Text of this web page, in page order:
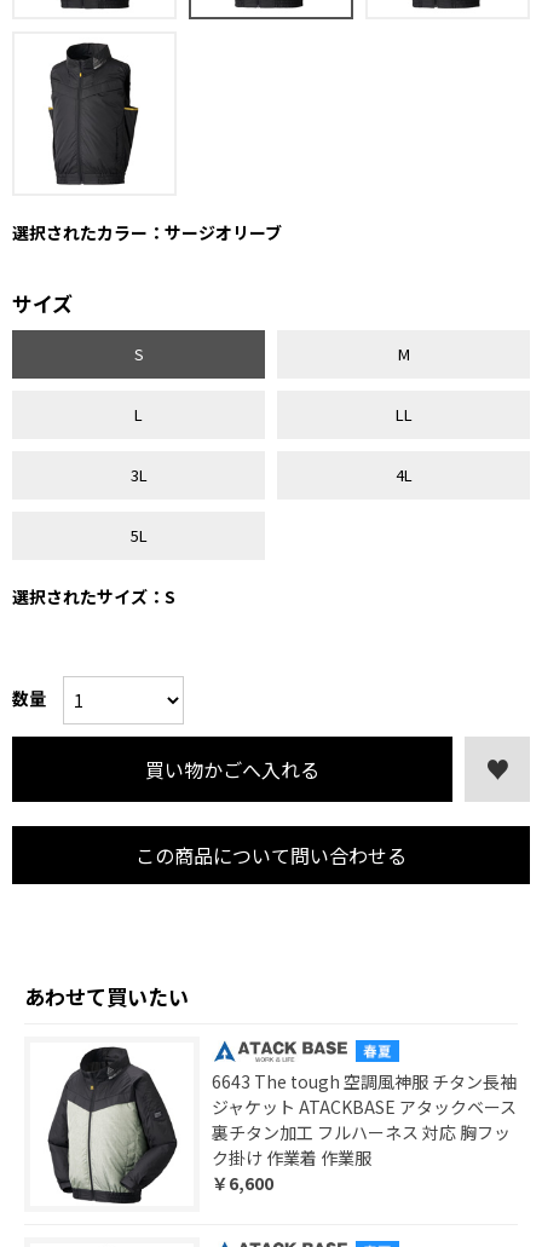
選択されたカラー：サージオリーブ
サイズ
S M
L LL
3L 4L
5L
選択されたサイズ：S
数量
あわせて買いたい
6643 The tough 空調風神服 チタン長袖
ジャケット ATACKBASE アタックベース
裏チタン加工 フルハーネス 対応 胸フッ
ク掛け 作業着 作業服
￥6,600
この商品について問い合わせる